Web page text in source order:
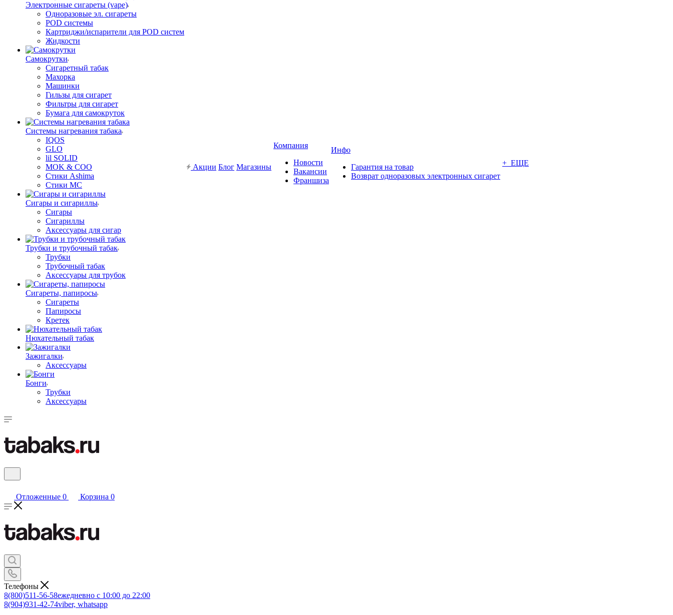
Электронные сигареты (vape)
Одноразовые эл. сигареты
POD системы
Картриджи/испарители для POD систем
Жидкости
Самокрутки
Сигаретный табак
Махорка
Машинки
Гильзы для сигарет
Фильтры для сигарет
Бумага для самокруток
Системы нагревания табака
IQOS
GLO
lil SOLID
MOK & COO
Стики Ashima
Стики MC
Сигары и сигариллы
Сигары
Сигариллы
Аксессуары для сигар
Трубки и трубочный табак
Трубки
Трубочный табак
Аксессуары для трубок
Сигареты, папиросы
Сигареты
Папиросы
Кретек
Нюхательный табак
Зажигалки
Аксессуары
Бонги
Трубки
Аксессуары
Акции Блог Магазины
Компания
Новости
Вакансии
Франшиза
Инфо
Гарантия на товар
Возврат одноразовых электронных сигарет
+ ЕЩЕ
Отложенные 0 Корзина 0
Телефоны
8(800)511-56-58ежедневно с 10:00 до 22:00
8(904)931-42-74viber, whatsapp